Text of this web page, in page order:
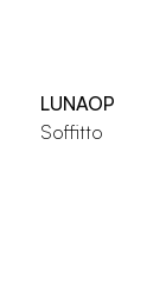
LUNAOP
Soffitto